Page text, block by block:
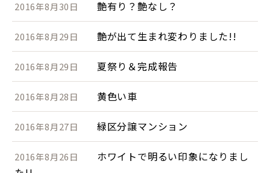
2016年8月30日 艶有り？艶なし？
2016年8月29日 艶が出て生まれ変わりました!!
2016年8月29日 夏祭り＆完成報告
2016年8月28日 黄色い車
2016年8月27日 緑区分譲マンション
2016年8月26日
ホワイトで明るい印象になりまし